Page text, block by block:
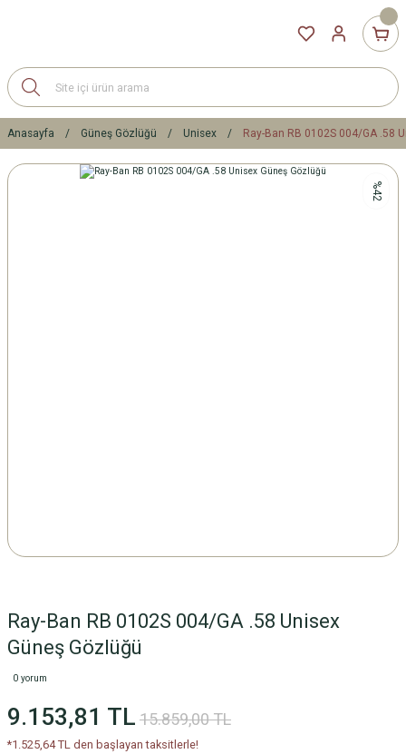
Anasayfa Güneş Gözlüğü Unisex Ray-Ban RB 0102S 004/GA .58
%42
Ray-Ban RB 0102S 004/GA .58 Unisex
Güneş Gözlüğü
0 yorum
9.153,81 TL 15.859,00 TL
*1.525,64 TL den başlayan taksitlerle!